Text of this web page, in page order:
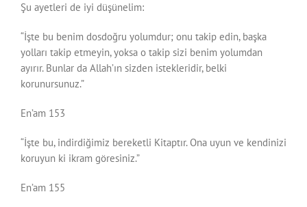
Şu ayetleri de iyi düşünelim:
“İşte bu benim dosdoğru yolumdur; onu takip edin, başka
yolları takip etmeyin, yoksa o takip sizi benim yolumdan
ayırır. Bunlar da Allah’ın sizden istekleridir, belki
korunursunuz.”
En’am 153
“İşte bu, indirdiğimiz bereketli Kitaptır. Ona uyun ve kendinizi
koruyun ki ikram göresiniz.”
En’am 155